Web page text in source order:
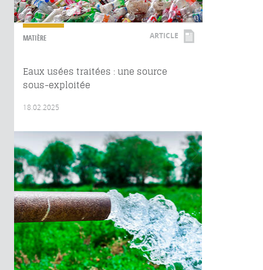
MATIÈRE ARTICLE
Eaux usées traitées : une source
sous-exploitée
18.02.2025